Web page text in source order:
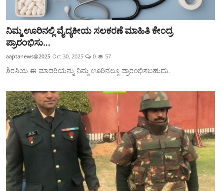
ನಿಮ್ಮ ಊರಿನಲ್ಲಿ ವೈದ್ಯಕೀಯ ಸಲಕರಣೆ ಮಾಹಿತಿ ಕೇಂದ್ರ
ಪ್ರಾರಂಭಿಸು...
aaptanews@2025 Oct 30, 2025 0 57
ಶಿರಸಿಯ ಈ ಮಾದರಿಯನ್ನು ನಿಮ್ಮ ಊರಿನಲ್ಲೂ ಪ್ರಾರಂಭಿಸಬಹುದು.